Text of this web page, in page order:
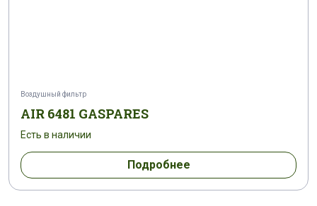
Воздушный фильтр
AIR 6481 GASPARES
Есть в наличии
Подробнее